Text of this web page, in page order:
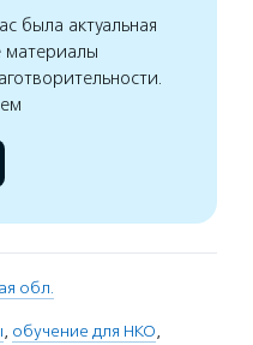
была актуальная
обл.
, обучение для НКО,